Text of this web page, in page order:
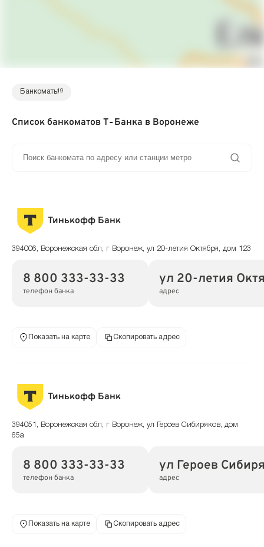
Банкоматы19
Список банкоматов Т‑Банка в Воронеже
Тинькофф Банк
394006, Воронежская обл, г Воронеж, ул 20-летия Октября, дом 123
8 800 333-33-33
телефон банка
ул 20-летия
адрес
Показать на карте Скопировать адрес
Тинькофф Банк
394051, Воронежская обл, г Воронеж, ул Героев Сибиряков, дом
65а
8 800 333-33-33
телефон банка
ул Героев
адрес
Показать на карте Скопировать адрес